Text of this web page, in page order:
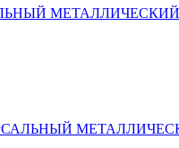
МЕТАЛЛИЧЕСКИЙ